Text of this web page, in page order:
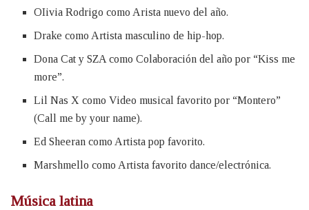
OIivia Rodrigo como Arista nuevo del año.
Drake como Artista masculino de hip-hop.
Dona Cat y SZA como Colaboración del año por “Kiss me
more”.
Lil Nas X como Video musical favorito por “Montero”
(Call me by your name).
Ed Sheeran como Artista pop favorito.
Marshmello como Artista favorito dance/electrónica.
Música latina